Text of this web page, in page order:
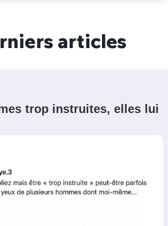
articles
trop instruites, elles lui